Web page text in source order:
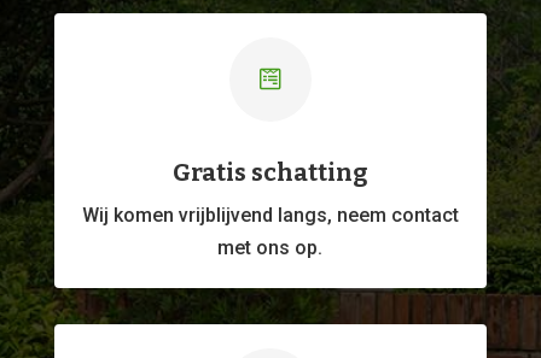

Gratis schatting
Wij komen vrijblijvend langs, neem contact
met ons op.